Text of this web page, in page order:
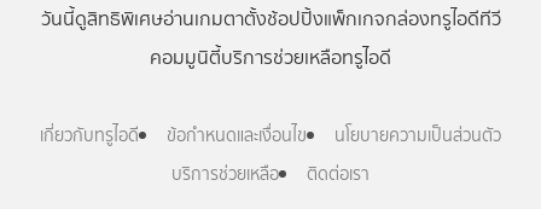
วันนี้ดูสิทธิพิเศษอ่านเกมตาตั้งช้อปปิ้งแพ็กเกจกล่องทรูไอดีทีวี
คอมมูนิตี้บริการช่วยเหลือทรูไอดี
เกี่ยวกับทรูไอดี ข้อกำหนดและเงื่อนไข
นโยบายความเป็นส่วนตัว
บริการช่วยเหลือ
ติดต่อเรา